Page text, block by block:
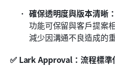
確保透明度與版本清晰：
功能可保留與客戶提案
減少因溝通不良造成的
✅ Lark Approval：流程標準